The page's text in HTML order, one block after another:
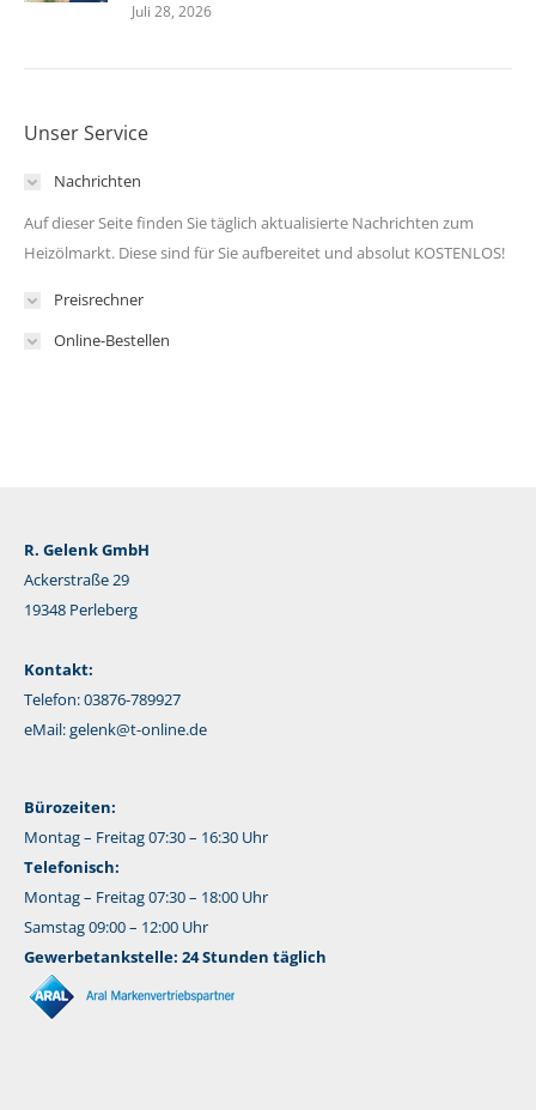
Juli 28, 2026
Unser Service
Nachrichten
Auf dieser Seite finden Sie täglich aktualisierte Nachrichten zum
Heizölmarkt. Diese sind für Sie aufbereitet und absolut KOSTENLOS!
Preisrechner
Online-Bestellen
R. Gelenk GmbH
Ackerstraße 29
19348 Perleberg
Kontakt:
Telefon: 03876-789927
eMail:gelenk@t-online.de
Bürozeiten:
Montag – Freitag 07:30 – 16:30 Uhr
Telefonisch:
Montag – Freitag 07:30 – 18:00 Uhr
Samstag 09:00 – 12:00 Uhr
Gewerbetankstelle: 24 Stunden täglich